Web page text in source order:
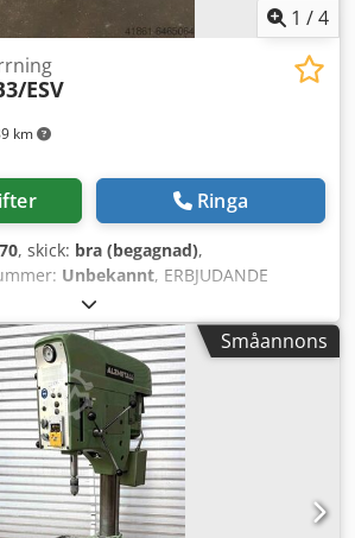
1 /4
km
ESV
Ringa
, skick: bra (begagnad),
Unbekannt, ERBJUDANDE
i stål ST 60: 28 mm -
60: 32 mm - Borrspindelinfästning:
180 mm -
ca 140 – 1600 varv/min - 3
0,3 mm/varv - Arbetsdjup: 290 mm -
– borrspindel: 620 mm - Rundbord med
Höjdinställning via tandstång med
- Drivning: 380 V / 0,9 / 1,3
ca: B 750 x H 1900 x D 700 mm
- Vikt ca: 280 kg
Småannons